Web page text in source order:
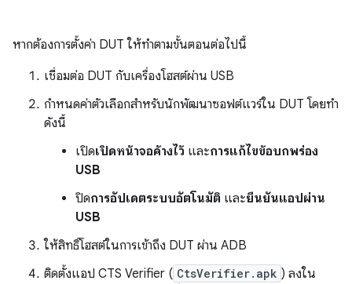
หากต้องการตั้งค่า DUT ให้ทำตามขั้นตอนต่อไปนี้
เชื่อมต่อ DUT กับเครื่องโฮสต์ผ่าน USB
กำหนดค่าตัวเลือกสำหรับนักพัฒนาซอฟต์แวร์ใน DUT โดยทำ
ดังนี้
เปิดเปิดหน้าจอค้างไว้ และการแก้ไขข้อบกพร่อง
USB
ปิดการอัปเดตระบบอัตโนมัติ และยืนยันแอปผ่าน
USB
ให้สิทธิ์โฮสต์ในการเข้าถึง DUT ผ่าน ADB
ติดตั้งแอป CTS Verifier ( CtsVerifier.apk ) ลงใน